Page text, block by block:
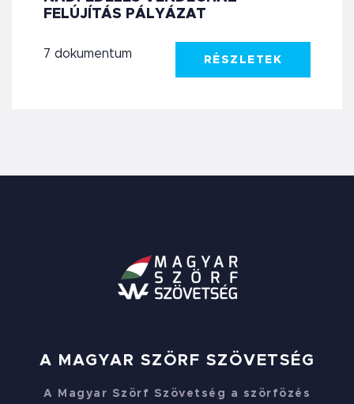
FELÚJÍTÁS PÁLYÁZAT
7 dokumentum
RÉSZLETEK
A MAGYAR SZÖRF SZÖVETSÉG
A Magyar Szörf Szövetség a szörfözés